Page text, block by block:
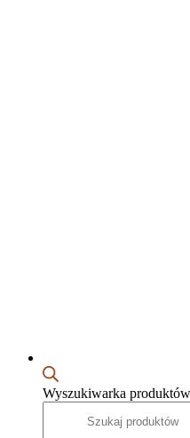
Wyszukiwarka produktów